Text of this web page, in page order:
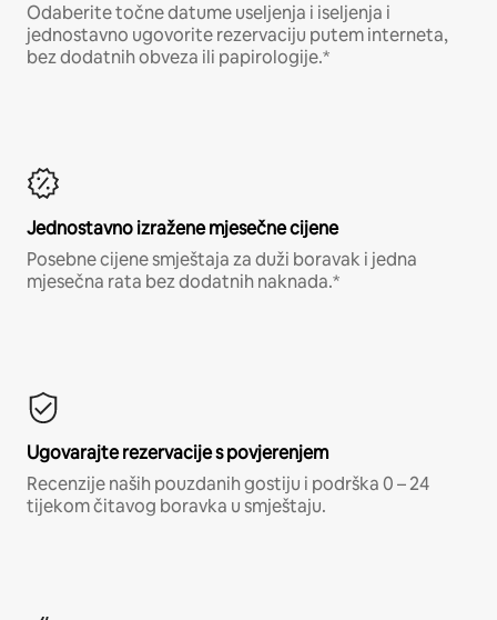
Odaberite točne datume useljenja i iseljenja i
jednostavno ugovorite rezervaciju putem interneta,
bez dodatnih obveza ili papirologije.*
Jednostavno izražene mjesečne cijene
Posebne cijene smještaja za duži boravak i jedna
mjesečna rata bez dodatnih naknada.*
Ugovarajte rezervacije s povjerenjem
Recenzije naših pouzdanih gostiju i podrška 0 – 24
tijekom čitavog boravka u smještaju.